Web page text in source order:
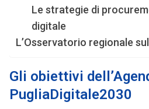
Le strategie di
digitale
L’Osservatorio regionale
Gli obiettivi
PugliaDigitale2030